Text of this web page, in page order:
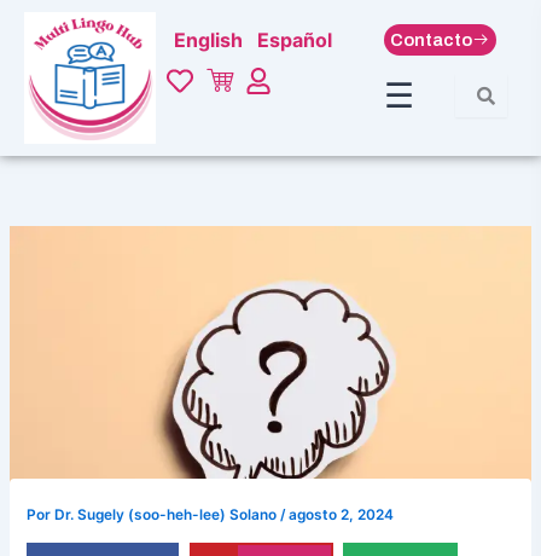
contenido
English Español Contacto
☰
PorDr. Sugely (soo-heh-lee) Solano /agosto 2, 2024